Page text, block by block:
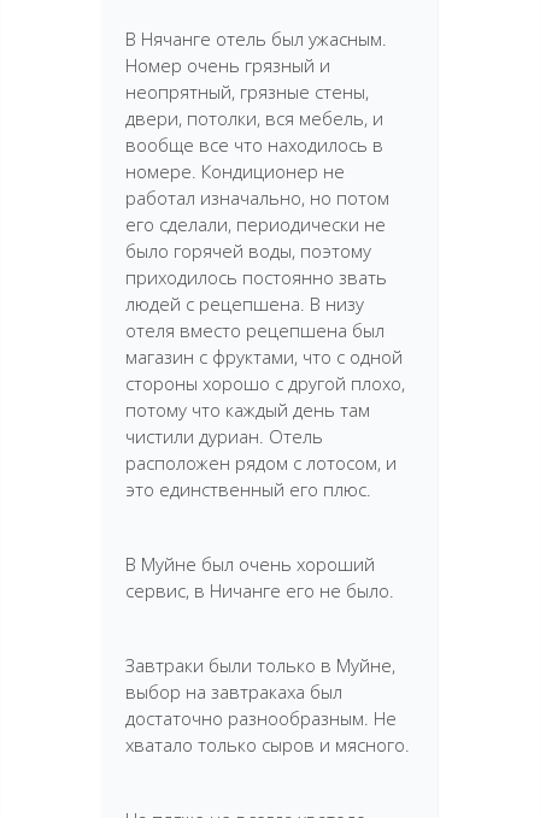
В Нячанге отель был ужасным.
Номер очень грязный и
неопрятный, грязные стены,
двери, потолки, вся мебель, и
вообще все что находилось в
номере. Кондиционер не
работал изначально, но потом
его сделали, периодически не
было горячей воды, поэтому
приходилось постоянно звать
людей с рецепшена. В низу
отеля вместо рецепшена был
магазин с фруктами, что с одной
стороны хорошо с другой плохо,
потому что каждый день там
чистили дуриан. Отель
расположен рядом с лотосом, и
это единственный его плюс.
В Муйне был очень хороший
сервис, в Ничанге его не было.
Завтраки были только в Муйне,
выбор на завтракаха был
достаточно разнообразным. Не
хватало только сыров и мясного.